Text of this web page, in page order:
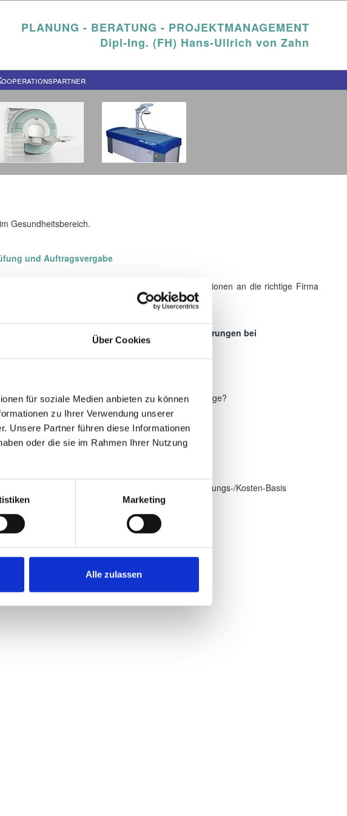
Über Cookies
für soziale Medien anbieten zu können
zu Ihrer Verwendung unserer
Unsere Partner führen diese Informationen
oder die sie im Rahmen Ihrer Nutzung
Marketing
Alle zulassen
PLANUNG - BERATUNG - PROJEKTMANAGEMENT
Dipl-Ing. (FH) Hans-Ullrich von Zahn
Gesundheitsbereich.
und Auftragsvergabe
sich absichern, dass Sie den Auftrag zu guten Konditionen an die richtige Firma
Erfahrung sichern wir für Sie Einsparungen bei
das Angebot alle Ausstattungsmerkmale, die ich benötige?
des Angebotes marktüblich?
Spielraum kann ich in Verhandlungen rechnen?
Auswertung der Angebote auf gleicher Leistungs-/Kosten-Basis
und Vorbereitung der Vergabe